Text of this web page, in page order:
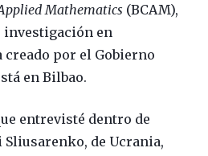
Mathematics (BCAM),
investigación en
por el Gobierno
en Bilbao.
entrevisté dentro de
Sliusarenko, de Ucrania,